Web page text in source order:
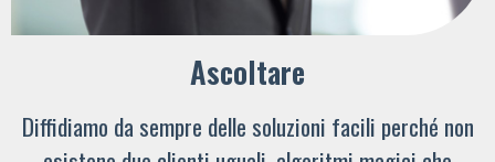
Ascoltare
Diffidiamo da sempre delle soluzioni facili perché non